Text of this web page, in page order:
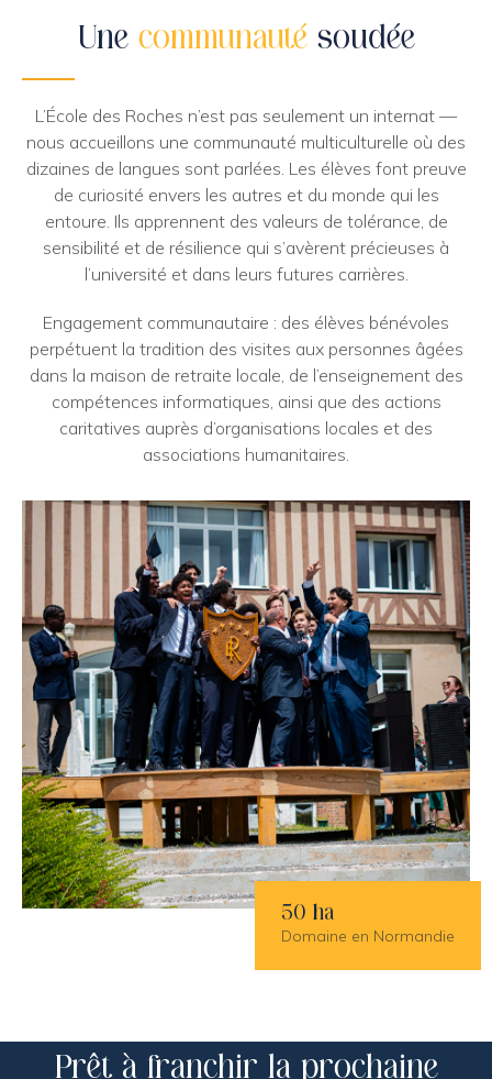
50 ha
Domaine en Normandie
Une communautésoudée
L’École des Roches n’est pas seulement un internat —
nous accueillons une communauté multiculturelle où des
dizaines de langues sont parlées. Les élèves font preuve
de curiosité envers les autres et du monde qui les
entoure. Ils apprennent des valeurs de tolérance, de
sensibilité et de résilience qui s’avèrent précieuses à
l’université et dans leurs futures carrières.
Engagement communautaire : des élèves bénévoles
perpétuent la tradition des visites aux personnes âgées
dans la maison de retraite locale, de l’enseignement des
compétences informatiques, ainsi que des actions
caritatives auprès d’organisations locales et des
associations humanitaires.
Prêt à franchir la prochaine